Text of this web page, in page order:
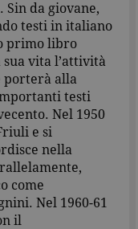
Sin da giovane,
testi in italiano
primo libro
sua vita l’attività
porterà alla
testi
Nel 1950
e si
nella
come
Nel 1960-61
il